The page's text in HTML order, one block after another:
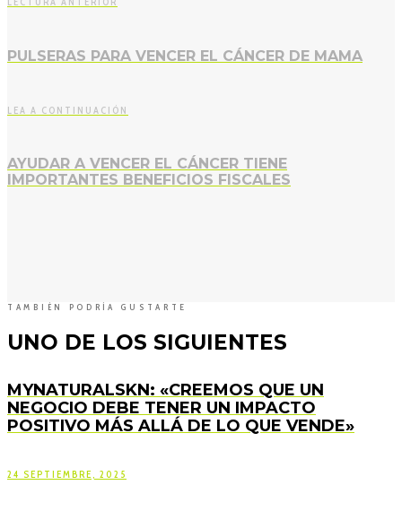
PULSERAS PARA VENCER EL CÁNCER DE MAMA
LEA A CONTINUACIÓN
AYUDAR A VENCER EL CÁNCER TIENE
IMPORTANTES BENEFICIOS FISCALES
TAMBIÉN PODRÍA GUSTARTE
UNO DE LOS SIGUIENTES
MYNATURALSKN: «CREEMOS QUE UN
NEGOCIO DEBE TENER UN IMPACTO
POSITIVO MÁS ALLÁ DE LO QUE VENDE»
24 SEPTIEMBRE, 2025